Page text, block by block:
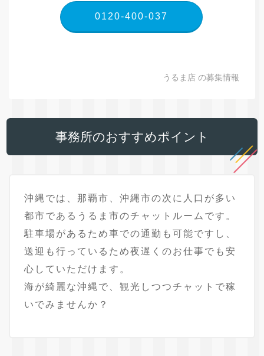
0120-400-037
うるま店 の募集情報
事務所のおすすめポイント
沖縄では、那覇市、沖縄市の次に人口が多い
都市であるうるま市のチャットルームです。
駐車場があるため車での通勤も可能ですし、
送迎も行っているため夜遅くのお仕事でも安
心していただけます。
海が綺麗な沖縄で、観光しつつチャットで稼
いでみませんか？